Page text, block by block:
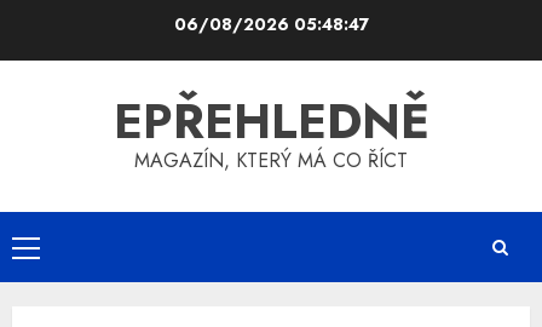
06/08/2026 05:48:48
EPŘEHLEDNĚ
MAGAZÍN, KTERÝ MÁ CO ŘÍCT
Primary
Menu